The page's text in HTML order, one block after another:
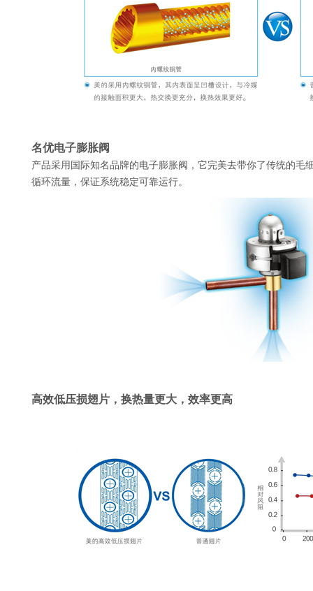
名优电子膨胀阀
产品采用国际知名品牌的电子膨胀阀，它完美去带你了传统的毛
循环流量，保证系统稳定可靠运行。
高效低压损翅片，换热量更大，效率更高